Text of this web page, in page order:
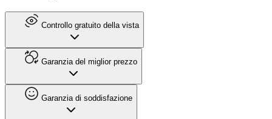
Controllo gratuito della vista
Garanzia del miglior prezzo
Garanzia di soddisfazione